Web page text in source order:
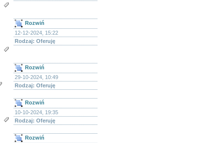
Rozwiń
12-12-2024, 15:22
Rodzaj: Oferuję
Rozwiń
29-10-2024, 10:49
Rodzaj: Oferuję
Rozwiń
10-10-2024, 19:35
Rodzaj: Oferuję
Rozwiń